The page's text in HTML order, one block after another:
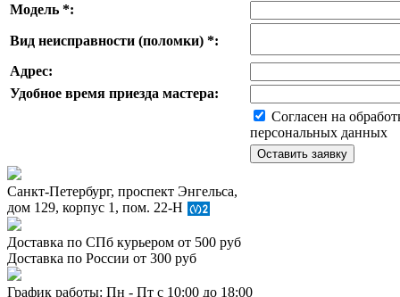
Модель *:
Вид неисправности (поломки) *:
Адрес:
Удобное время приезда мастера:
Согласен на
персональных данных
Санкт-Петербург, проспект Энгельса,
дом 129, корпус 1, пом. 22-Н
Доставка по СПб курьером от 500 руб
Доставка по России от 300 руб
График работы: Пн - Пт с 10:00 до 18:00